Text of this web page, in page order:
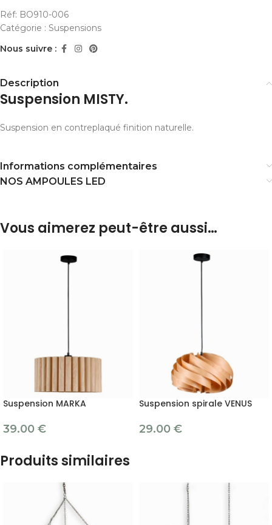
Réf: BO910-006
Catégorie : Suspensions
Nous suivre :
Description
Suspension MISTY.
Suspension en contreplaqué finition naturelle.
Informations complémentaires
NOS AMPOULES LED
Vous aimerez peut-être aussi…
Suspension MARKA
39.00 €
Suspension spirale VENUS
29.00 €
Produits similaires